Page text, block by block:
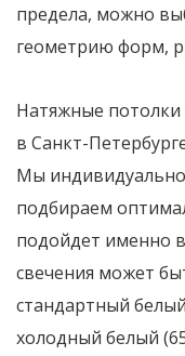
предела, можно
геометрию форм,
Натяжные потолки
в Санкт-
Мы
подбираем
подойдет именно
свечения может
стандартный
холодный белый